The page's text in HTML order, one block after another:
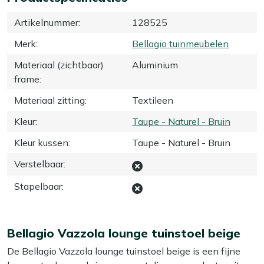
Artikelnummer:
128525
Merk:
Bellagio tuinmeubelen
Materiaal (zichtbaar)
frame:
Aluminium
Materiaal zitting:
Textileen
Kleur:
Taupe - Naturel - Bruin
Kleur kussen:
Taupe - Naturel - Bruin
Verstelbaar:
Stapelbaar:
Bellagio Vazzola lounge tuinstoel beige
De Bellagio Vazzola lounge tuinstoel beige is een fijne